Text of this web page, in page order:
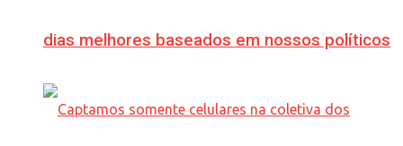
dias melhores baseados em nossos políticos